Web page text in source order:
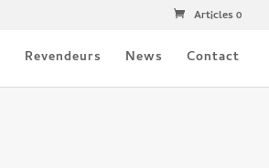
Articles 0
Revendeurs News Contact